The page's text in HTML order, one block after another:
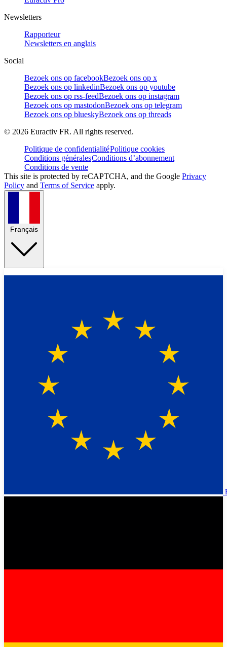
Newsletters
Rapporteur
Newsletters en anglais
Social
Bezoek ons op facebookBezoek ons op x
Bezoek ons op linkedinBezoek ons op youtube
Bezoek ons op rss-feedBezoek ons op instagram
Bezoek ons op mastodonBezoek ons op telegram
Bezoek ons op blueskyBezoek ons op threads
© 2026 Euractiv FR. All rights reserved.
Politique de confidentialitéPolitique cookies
Conditions généralesConditions d’abonnement
Conditions de vente
This site is protected by reCAPTCHA, and the Google Privacy
Policy and Terms of Service apply.
Français